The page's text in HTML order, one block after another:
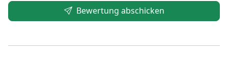
Bewertung abschicken